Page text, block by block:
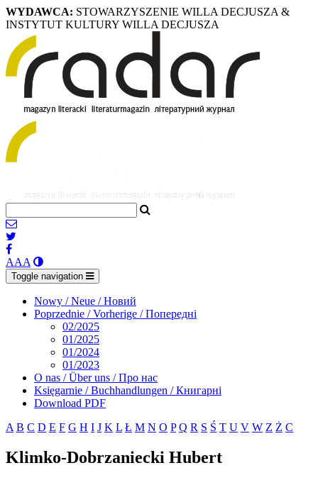
WYDAWCA: STOWARZYSZENIE WILLA DECJUSZA &
INSTYTUT KULTURY WILLA DECJUSZA
AAA
Toggle navigation
Nowy / Neue / Новий
Poprzednie / Vorherige / Попередні
02/2025
01/2025
01/2024
01/2023
O nas / Über uns / Про нас
Księgarnie / Buchhandlungen / Книгарні
Download PDF
A B C D E F G H I J K L Ł M N O P Q R S Ś T U V W Z Ż С
Klimko-Dobrzaniecki Hubert